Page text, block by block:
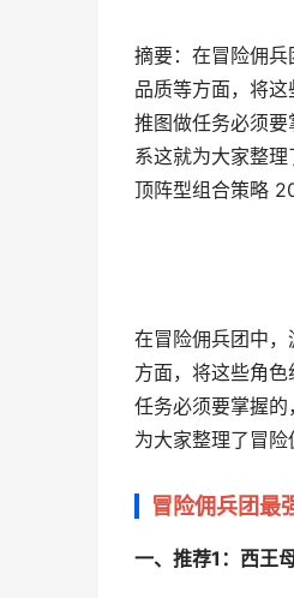
摘要：在冒险佣
品质等方面，将
推图做任务必须
系这就为大家整
顶阵型组合策略
在冒险佣兵团中
方面，将这些角
任务必须要掌握
为大家整理了冒
冒险佣兵团最
一、推荐1：西王